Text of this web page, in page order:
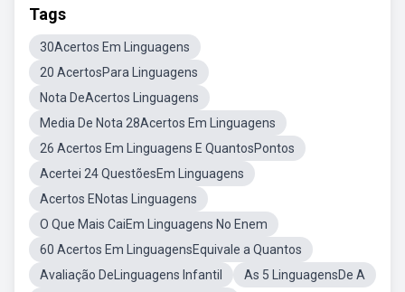
Tags
30Acertos Em Linguagens
20 AcertosPara Linguagens
Nota DeAcertos Linguagens
Media De Nota 28Acertos Em Linguagens
26 Acertos Em Linguagens E QuantosPontos
Acertei 24 QuestõesEm Linguagens
Acertos ENotas Linguagens
O Que Mais CaiEm Linguagens No Enem
60 Acertos Em LinguagensEquivale a Quantos
Avaliação DeLinguagens Infantil
As 5 LinguagensDe A